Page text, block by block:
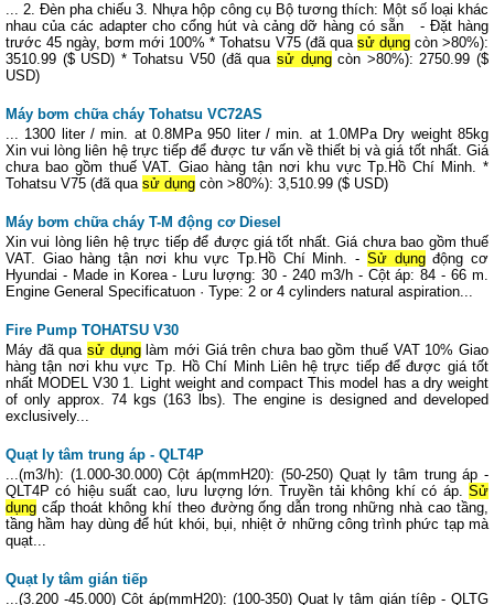
... 2. Đèn pha chiếu 3. Nhựa hộp công cụ Bộ tương thích: Một số loại khác
nhau của các adapter cho cổng hút và cảng dỡ hàng có sẵn - Đặt hàng
trước 45 ngày, bơm mới 100% * Tohatsu V75 (đã qua sử dụngcòn >80%):
3510.99 ($ USD) * Tohatsu V50 (đã qua sử dụngcòn >80%): 2750.99 ($
USD)
Máy bơm chữa cháy Tohatsu VC72AS
... 1300 liter / min. at 0.8MPa 950 liter / min. at 1.0MPa Dry weight 85kg
Xin vui lòng liên hệ trực tiếp để được tư vấn về thiết bị và giá tốt nhất. Giá
chưa bao gồm thuế VAT. Giao hàng tận nơi khu vực Tp.Hồ Chí Minh. *
Tohatsu V75 (đã qua sử dụng còn >80%): 3,510.99 ($ USD)
Máy bơm chữa cháy T-M động cơ Diesel
Xin vui lòng liên hệ trực tiếp để được giá tốt nhất. Giá chưa bao gồm thuế
VAT. Giao hàng tận nơi khu vực Tp.Hồ Chí Minh. - Sử dụngđộng cơ
Hyundai - Made in Korea - Lưu lượng: 30 - 240 m3/h - Cột áp: 84 - 66 m.
Engine General Specificatuon · Type: 2 or 4 cylinders natural aspiration...
Fire Pump TOHATSU V30
Máy đã qua sử dụnglàm mới Giá trên chưa bao gồm thuế VAT 10% Giao
hàng tận nơi khu vực Tp. Hồ Chí Minh Liên hệ trực tiếp để được giá tốt
nhất MODEL V30 1. Light weight and compact This model has a dry weight
of only approx. 74 kgs (163 lbs). The engine is designed and developed
exclusively...
Quạt ly tâm trung áp - QLT4P
...(m3/h): (1.000-30.000) Cột áp(mmH20): (50-250) Quạt ly tâm trung áp -
QLT4P có hiệu suất cao, lưu lượng lớn. Truyền tải không khí có áp. Sử
dụng cấp thoát không khí theo đường ống dẫn trong những nhà cao tầng,
tầng hầm hay dùng để hút khói, bụi, nhiệt ở những công trình phức tạp mà
quạt...
Quạt ly tâm gián tiếp
...(3.200 -45.000) Cột áp(mmH20): (100-350) Quạt ly tâm gián tíêp - QLTG